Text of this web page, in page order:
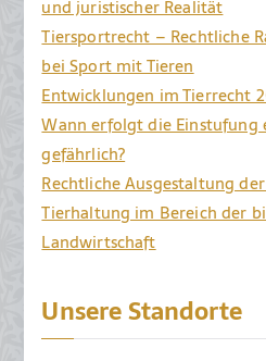
und juristischer Realität
Tiersportrecht – Rechtliche
bei Sport mit Tieren
Entwicklungen im Tierrecht
Wann erfolgt die Einstufung
gefährlich?
Rechtliche Ausgestaltung
Tierhaltung im Bereich der
Landwirtschaft
Unsere Standorte